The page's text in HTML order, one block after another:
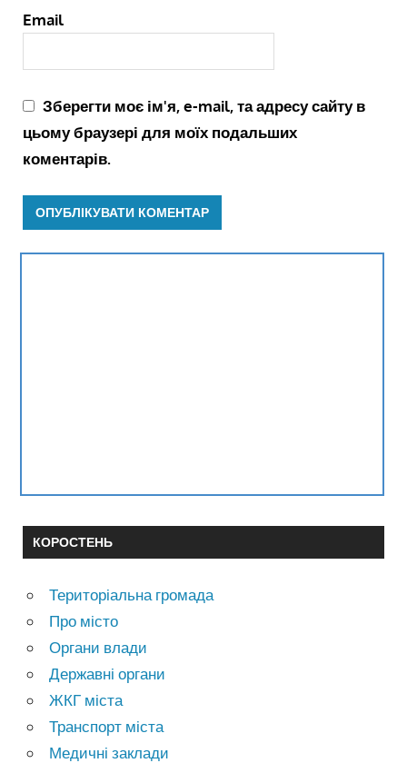
Email
Зберегти моє ім'я, e-mail, та адресу сайту в
цьому браузері для моїх подальших
коментарів.
КОРОСТЕНЬ
Територіальна громада
Про місто
Органи влади
Державні органи
ЖКГ міста
Транспорт міста
Медичні заклади